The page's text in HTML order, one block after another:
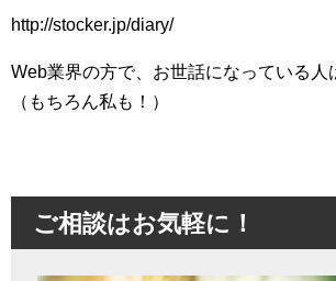
http://stocker.jp/diary/
Web業界の方で、お世話になっている人
（もちろん私も！）
ご相談はお気軽に！